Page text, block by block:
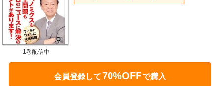
1巻配信中
会員登録して70%OFFで購入